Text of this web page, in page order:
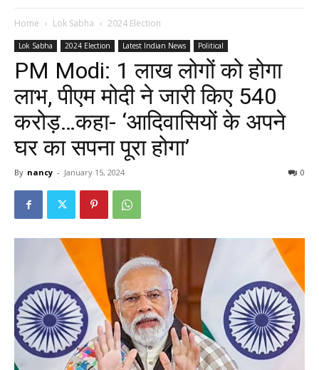
Home Lok Sabha 2024 Election
Lok Sabha 2024 Election Latest Indian News Political
PM Modi: 1 लाख लोगों को होगा
लाभ, पीएम मोदी ने जारी किए 540
करोड़…कहा- ‘आदिवासियों के अपने
घर का सपना पूरा होगा’
By nancy - January 15, 2024 0